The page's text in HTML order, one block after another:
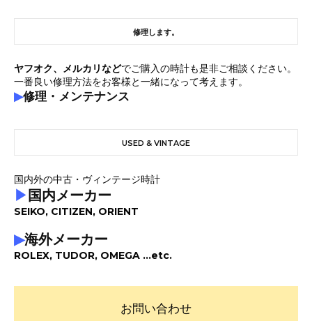
修理します。
ヤフオク、メルカリなどでご購入の時計も是非ご相談ください。
一番良い修理方法をお客様と一緒になって考えます。
▶修理・メンテナンス
USED & VINTAGE
国内外の中古・ヴィンテージ時計
▶ 国内メーカー
SEIKO, CITIZEN, ORIENT
▶海外メーカー
ROLEX, TUDOR, OMEGA ...etc.
お問い合わせ